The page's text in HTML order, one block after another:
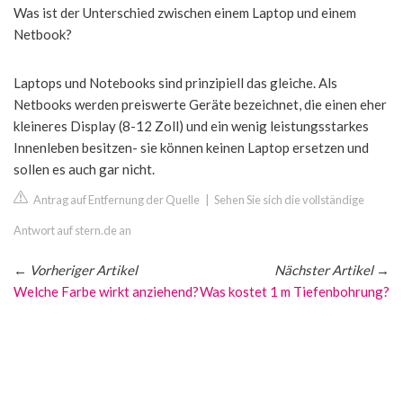
Was ist der Unterschied zwischen einem Laptop und einem
Netbook?
Laptops und Notebooks sind prinzipiell das gleiche. Als
Netbooks werden preiswerte Geräte bezeichnet, die einen eher
kleineres Display (8-12 Zoll) und ein wenig leistungsstarkes
Innenleben besitzen- sie können keinen Laptop ersetzen und
sollen es auch gar nicht.
Antrag auf Entfernung der Quelle Sehen Sie sich die vollständige
Antwort auf stern.de an
← Vorheriger Artikel
Welche Farbe wirkt anziehend?
Nächster Artikel→
Was kostet 1 m Tiefenbohrung?